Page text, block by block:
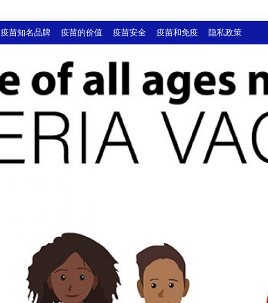
疫苗知名品牌 疫苗的价值 疫苗安全 疫苗和免疫 隐私政策